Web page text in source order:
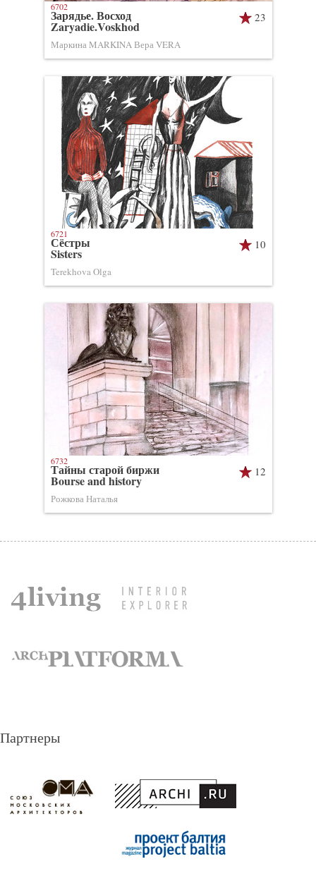
23
Зарядье. Восход
Zaryadie.Voskhod
Маркина MARKINA Вера VERA
6702
10
Сёстры
Sisters
Terekhova Olga
6721
12
Тайны старой биржи
Bourse and history
Рожкова Наталья
6732
Партнеры